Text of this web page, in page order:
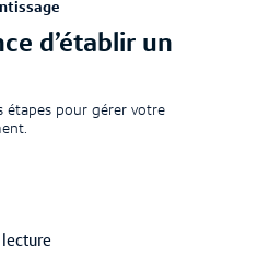
d’établir un
étapes pour gérer votre